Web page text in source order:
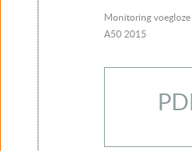
Monitoring voegloze
A50 2015